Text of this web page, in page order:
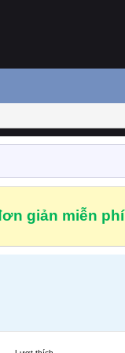
giản miễn phí